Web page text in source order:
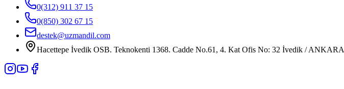
0(312) 911 37 15
0(850) 302 67 15
destek@uzmandil.com
Hacettepe İvedik OSB. Teknokenti 1368. Cadde No.61, 4. Kat Ofis No: 32 İvedik / ANKARA